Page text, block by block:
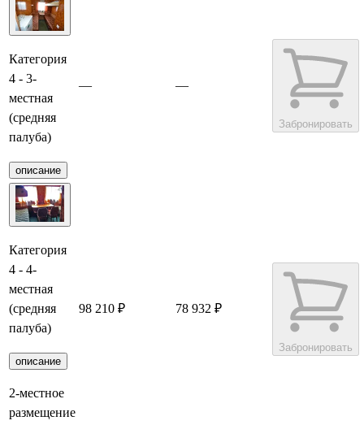
Категория
4 - 3-
местная
(средняя
палуба)
описание
— —
Забронировать
Категория
4 - 4-
местная
(средняя
палуба)
описание
2-местное
размещение
98 210 ₽ 78 932 ₽
Забронировать